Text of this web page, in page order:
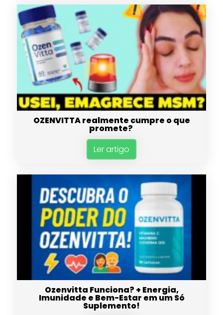
OZENVITTA realmente cumpre o que
promete?
Ler artigo
Ozenvitta Funciona? + Energia,
Imunidade e Bem-Estar em um Só
Suplemento!